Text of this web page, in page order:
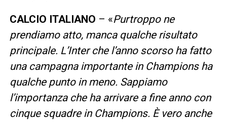
CALCIO ITALIANO – «Purtroppo ne
prendiamo atto, manca qualche risultato
principale. L’Inter che l’anno scorso ha fatto
una campagna importante in Champions ha
qualche punto in meno. Sappiamo
l’importanza che ha arrivare a fine anno con
cinque squadre in Champions. È vero anche